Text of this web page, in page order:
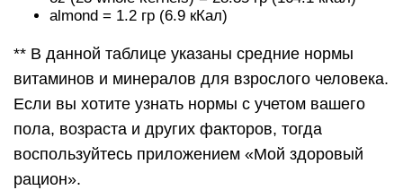
almond = 1.2 гр (6.9 кКал)
** В данной таблице указаны средние нормы
витаминов и минералов для взрослого человека.
Если вы хотите узнать нормы с учетом вашего
пола, возраста и других факторов, тогда
воспользуйтесь приложением «Мой здоровый
рацион».